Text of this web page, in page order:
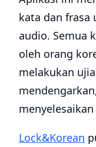
kata dan frasa
audio. Semua
oleh orang
melakukan
Lock&Korean